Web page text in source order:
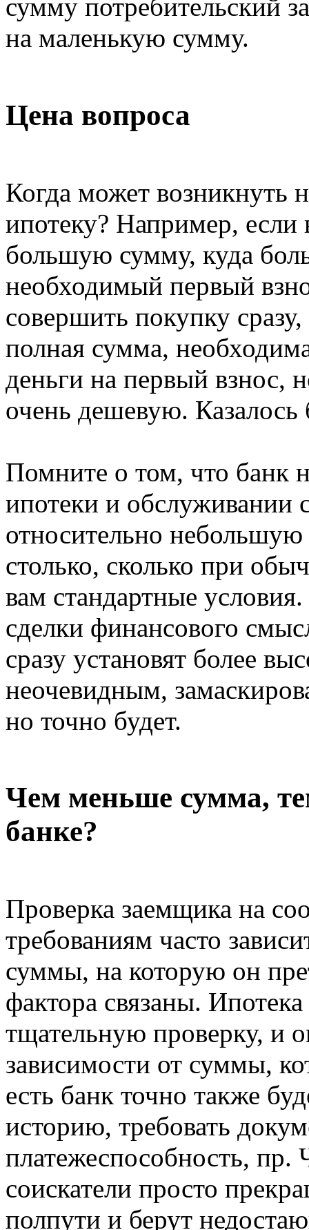
сумму потребительский
на маленькую сумму.
Цена вопроса
Когда может возникнуть
ипотеку? Например,
большую сумму, куда
необходимый первый
совершить покупку
полная сумма,
деньги на первый взнос,
очень дешевую.
Помните о том, что банк
ипотеки и обслуживании
относительно небольшую
столько, сколько при
вам стандартные
сделки финансового
сразу установят более
неочевидным,
но точно будет.
Чем меньше сумма,
банке?
Проверка заемщика на
требованиям часто
суммы, на которую он
фактора связаны.
тщательную проверку, и
зависимости от суммы,
есть банк точно также
историю, требовать
платежеспособность, пр.
соискатели просто
полпути и берут